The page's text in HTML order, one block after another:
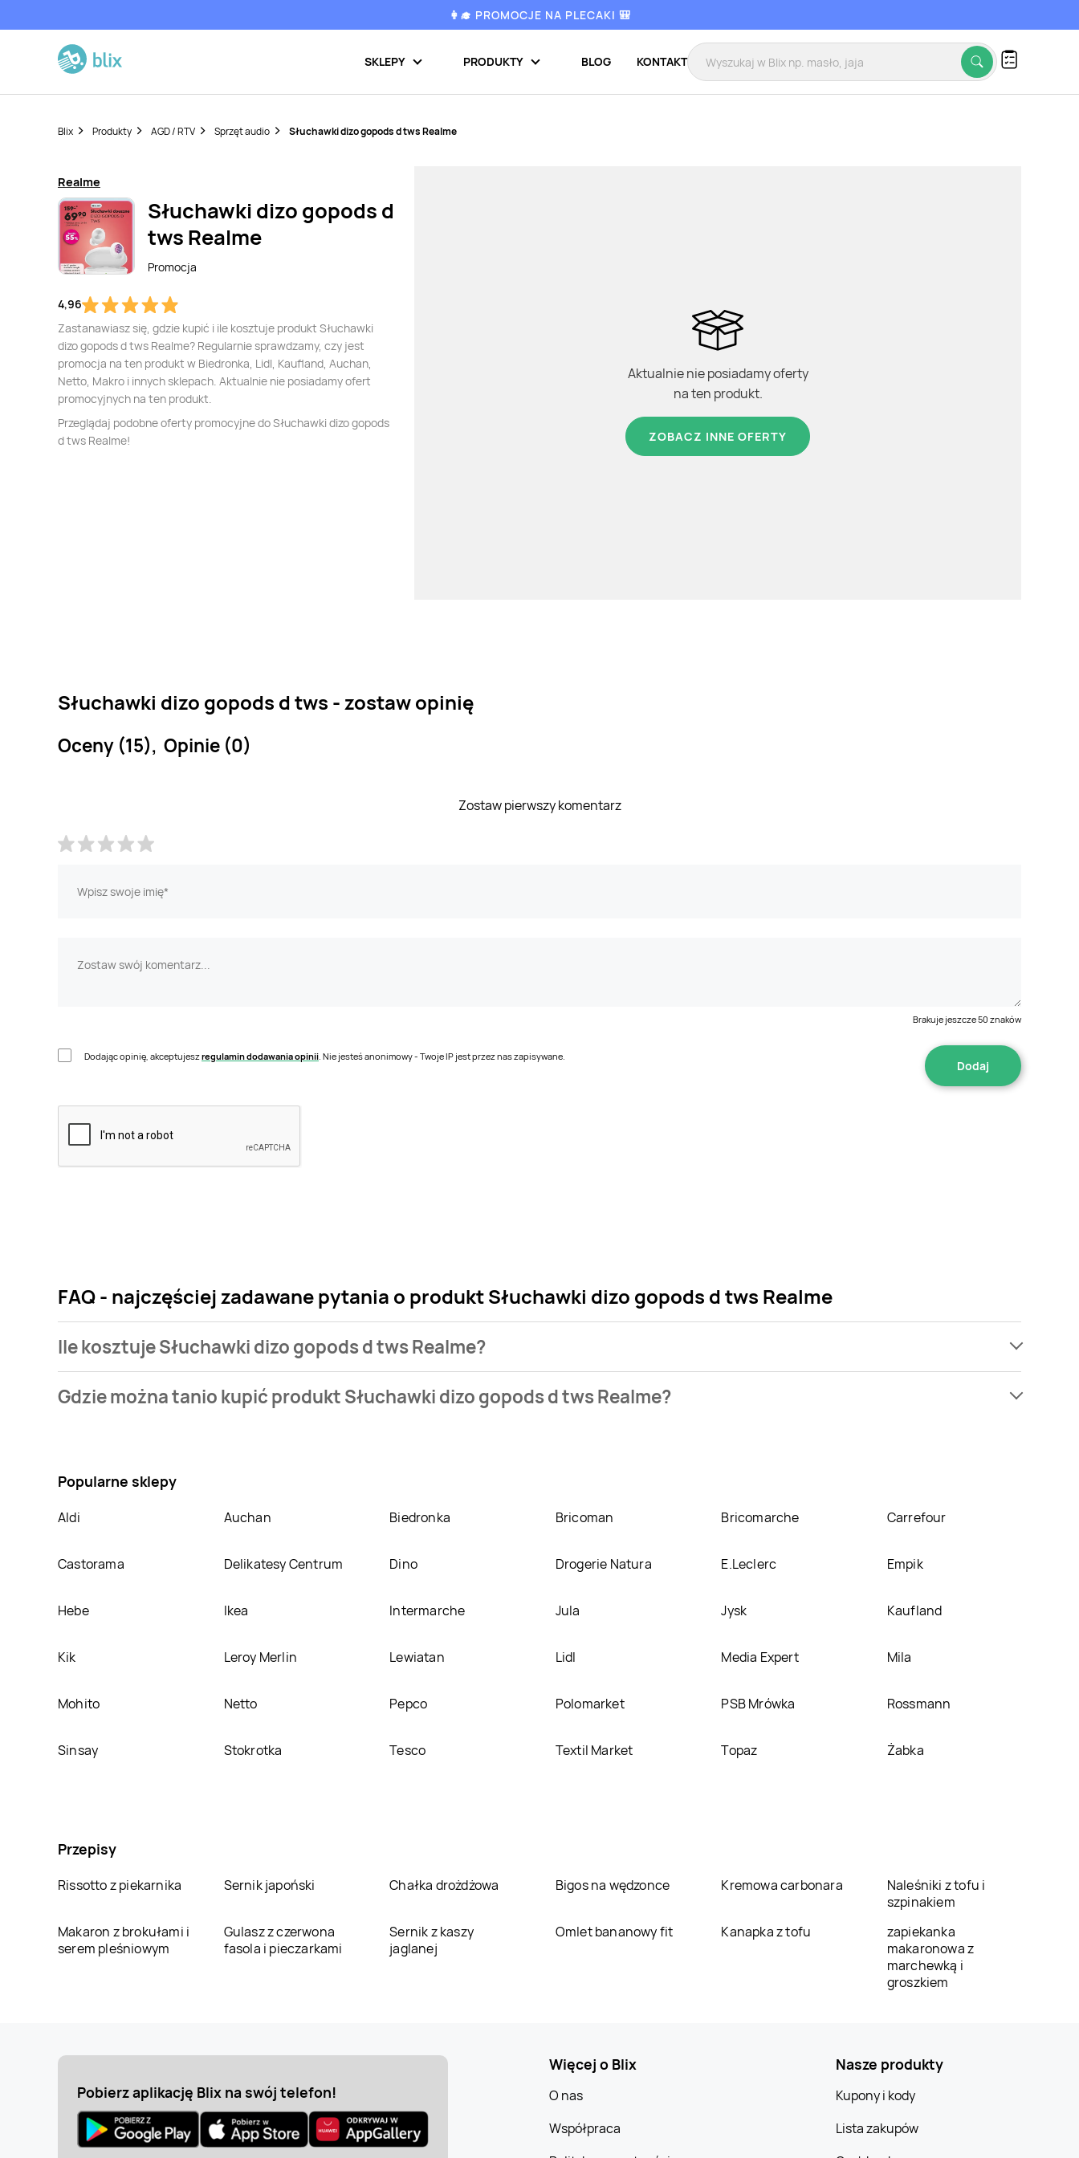
👩‍🎓 PROMOCJE NA PLECAKI 🎒
SKLEPY PRODUKTY BLOG KONTAKT
Blix Produkty AGD / RTV Sprzęt audio Słuchawki dizo gopods d tws Realme
Realme
Słuchawki dizo gopods d
tws Realme
Promocja
4,96
Zastanawiasz się, gdzie kupić i ile kosztuje produkt Słuchawki
dizo gopods d tws Realme? Regularnie sprawdzamy, czy jest
promocja na ten produkt w Biedronka, Lidl, Kaufland, Auchan,
Netto, Makro i innych sklepach. Aktualnie nie posiadamy ofert
promocyjnych na ten produkt.
Przeglądaj podobne oferty promocyjne do Słuchawki dizo gopods
d tws Realme!
Aktualnie nie posiadamy oferty
na ten produkt.
ZOBACZ INNE OFERTY
Słuchawki dizo gopods d tws - zostaw opinię
Oceny (15), Opinie (0)
Zostaw pierwszy komentarz
Brakuje jeszcze50 znaków
Dodając opinię, akceptujeszregulamin dodawania opinii . Nie jesteś anonimowy - Twoje IP jest przez nas zapisywane.
FAQ - najczęściej zadawane pytania o produkt Słuchawki dizo gopods d tws Realme
Ile kosztuje Słuchawki dizo gopods d tws Realme?
dizo gopods d tws Realme kosztuje od 69,9 zł.
Gdzie można tanio kupić produkt Słuchawki dizo gopods d tws Realme?
Popularne sklepy
Aldi Auchan Biedronka Bricoman Bricomarche Carrefour
Castorama Delikatesy Centrum Dino Drogerie Natura E.Leclerc Empik
Hebe Ikea Intermarche Jula Jysk Kaufland
Kik Leroy Merlin Lewiatan Lidl Media Expert Mila
Mohito Netto Pepco Polomarket PSB Mrówka Rossmann
Sinsay Stokrotka Tesco Textil Market Topaz Żabka
Przepisy
Rissotto z piekarnika Sernik japoński Chałka drożdżowa Bigos na wędzonce Kremowa carbonara
Naleśniki z tofu i
szpinakiem
Makaron z brokułami i
serem pleśniowym
Gulasz z czerwona
fasola i pieczarkami
Sernik z kaszy
jaglanej
Omlet bananowy fit Kanapka z tofu
zapiekanka
makaronowa z
marchewką i
groszkiem
Pobierz aplikację Blix na swój telefon!
Więcej o Blix
O nas
Współpraca
Nasze produkty
Kupony i kody
Lista zakupów